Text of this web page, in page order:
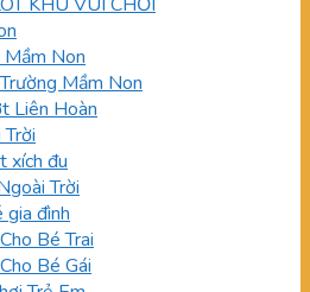
Mầm Non
Mầm Non
Liên Hoàn
xích đu
Trời
đình
Bé Trai
Bé Gái